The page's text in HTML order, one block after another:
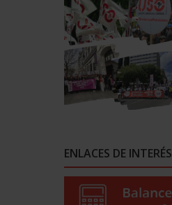
ENLACES DE INTERÉS